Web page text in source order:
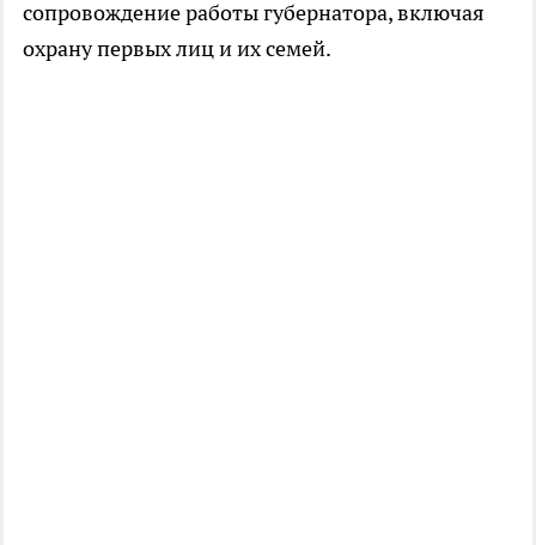
сопровождение работы губернатора, включая
охрану первых лиц и их семей.